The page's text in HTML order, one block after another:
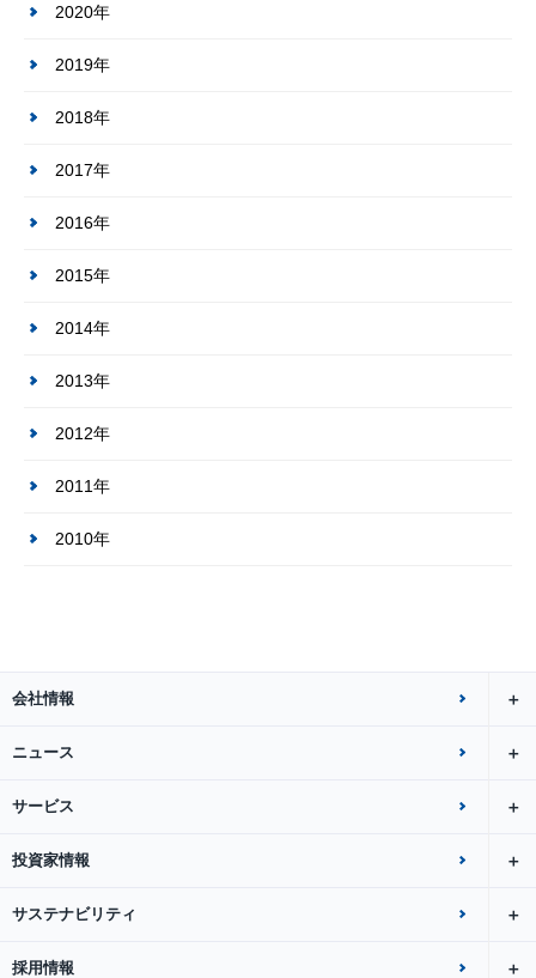
2020年
2019年
2018年
2017年
2016年
2015年
2014年
2013年
2012年
2011年
2010年
会社情報
ニュース
サービス
投資家情報
サステナビリティ
採用情報